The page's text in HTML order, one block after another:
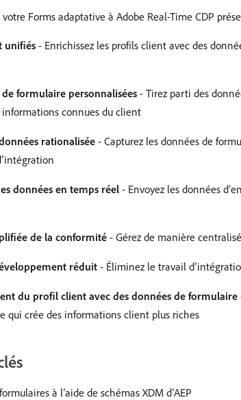
Forms adaptative à Adobe Real-Time CDP
unifiés - Enrichissez les profils client avec des
de formulaire personnalisées - Tirez parti des
connues du client
rationalisée - Capturez les données de
données en temps réel - Envoyez les données
de la conformité - Gérez de manière
réduit- Éliminez le travail
du profil client avec des données de formulaire
qui crée des informations client plus riches
à l’aide de schémas XDM d’AEP